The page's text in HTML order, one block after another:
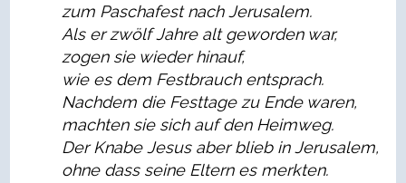
zum Paschafest nach Jerusalem.
Als er zwölf Jahre alt geworden war,
zogen sie wieder hinauf,
wie es dem Festbrauch entsprach.
Nachdem die Festtage zu Ende waren,
machten sie sich auf den Heimweg.
Der Knabe Jesus aber blieb in Jerusalem,
ohne dass seine Eltern es merkten.